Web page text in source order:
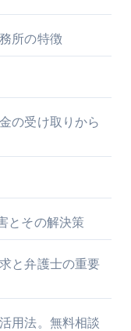
所の特徴
の受け取りから
とその解決策
と弁護士の重要
用法。無料相談